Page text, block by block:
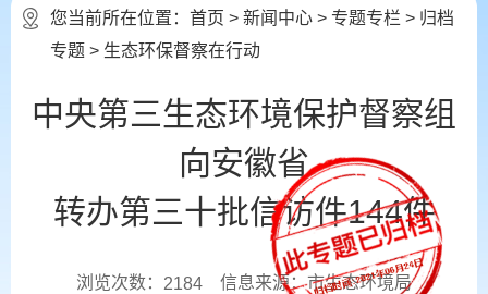
您当前所在位置： 首页 > 新闻中心 > 专题专栏 > 归档
专题 > 生态环保督察在行动
中央第三生态环境保护督察组
向安徽省
转办第三十批信访件144件
浏览次数： 2184
信息来源：市生态环境局